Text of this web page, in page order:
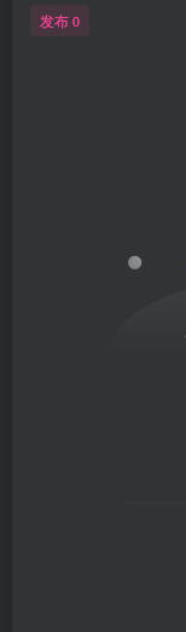
发布 0